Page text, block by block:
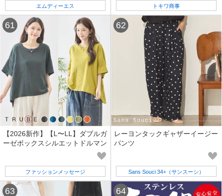
エムディーエス トキワ商事
【2026新作】【L〜LL】ダブルガ
ーゼボックスシルエットドルマン
トップス(N13-507)(7号店) FM7
ファッションメッセージ
レーヨンタックギャザーイージー
パンツ
Sans Souci 34+（サンスーシ）